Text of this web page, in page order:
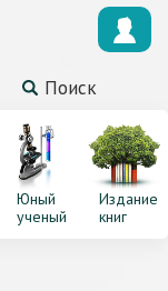
Поиск
Юный
ученый
Издание
книг